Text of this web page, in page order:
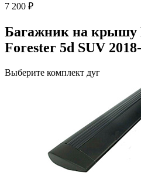
7 200 ₽
Багажник на крышу
Forester 5d SUV
Выберите комплект дуг